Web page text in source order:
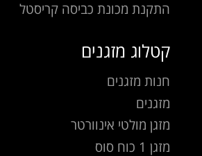
התקנת מכונת כביסה קריסטל
קטלוג מזגנים
חנות מזגנים
מזגנים
מזגן מולטי אינוורטר
מזגן 1 כוח סוס